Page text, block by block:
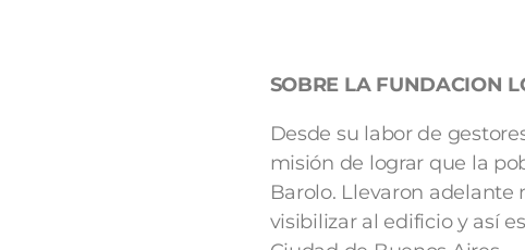
SOBRE LA FUNDACION
Desde su labor de
misión de lograr que la
Barolo. Llevaron
visibilizar al edificio y así